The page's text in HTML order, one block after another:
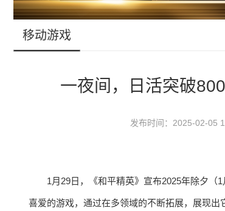
移动游戏
一夜间，日活突破
发布时间：2025-02-05
1月29日，《和平精英》宣布2025年除夕
喜爱的游戏，通过在多领域的不断拓展，展现出